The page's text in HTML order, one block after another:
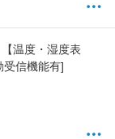
温度・湿度表
受信機能有]